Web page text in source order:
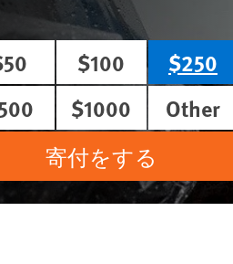
$100
$250
$1000
Other
寄付をする